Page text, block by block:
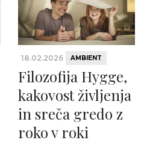
18.02.2026 AMBIENT
Filozofija Hygge,
kakovost življenja
in sreča gredo z
roko v roki